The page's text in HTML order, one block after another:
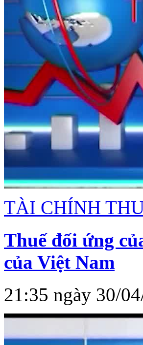
TÀI CHÍNH
Thuế đối ứng
của Việt Nam
21:35 ngày 30/